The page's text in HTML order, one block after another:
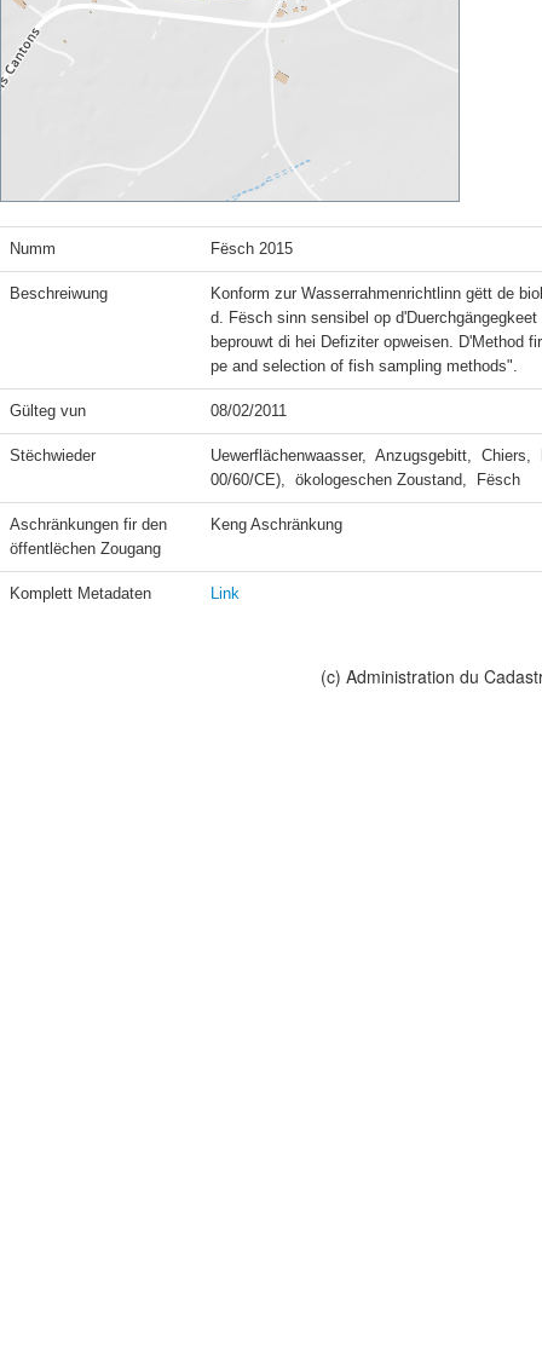
Numm Fësch 2015
Beschreiwung
Konform zur Wasserrahmenrichtlinn gëtt de
d. Fësch sinn sensibel op
beprouwt di hei Defiziter opweisen. D'Method
Gülteg vun 08/02/2011
Stëchwieder
Uewerflächenwaasser,  Anzugsgebitt,
00/60/CE),  ökologeschen Zoustand,  Fësch
Aschränkungen fir den
öffentlëchen Zougang
Keng Aschränkung
Komplett Metadaten Link
(c) Administration du